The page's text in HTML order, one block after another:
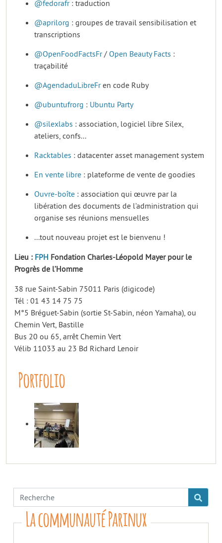
@fedorafr: traduction
@aprilorg : groupes de travail sensibilisation et
transcriptions
@OpenFoodFactsFr/ Open Beauty Facts :
traçabilité
@AgendaduLibreFren code Ruby
@ubuntufrorg : Ubuntu Party
@silexlabs : association, logiciel libre Silex,
ateliers, confs...
Racktables : datacenter asset management system
En vente libre : plateforme de vente de goodies
Ouvre-boîte : association qui œuvre par la
libération des documents de l’administration qui
organise ses réunions mensuelles
...tout nouveau projet est le bienvenu !
Lieu : FPH Fondation Charles-Léopold Mayer pour le
Progrès de l’Homme
38 rue Saint-Sabin 75011 Paris (digicode)
Tél : 01 43 14 75 75
M°5 Bréguet-Sabin (sortie St-Sabin, néon Yamaha), ou
Chemin Vert, Bastille
Bus 20 ou 65, arrêt Chemin Vert
Vélib 11033 au 23 Bd Richard Lenoir
Portfolio
La communauté Parinux